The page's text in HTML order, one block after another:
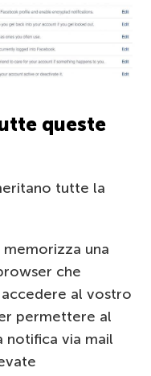
queste
tutte la
memorizza una
che
al vostro
permettere al
notifica via mail